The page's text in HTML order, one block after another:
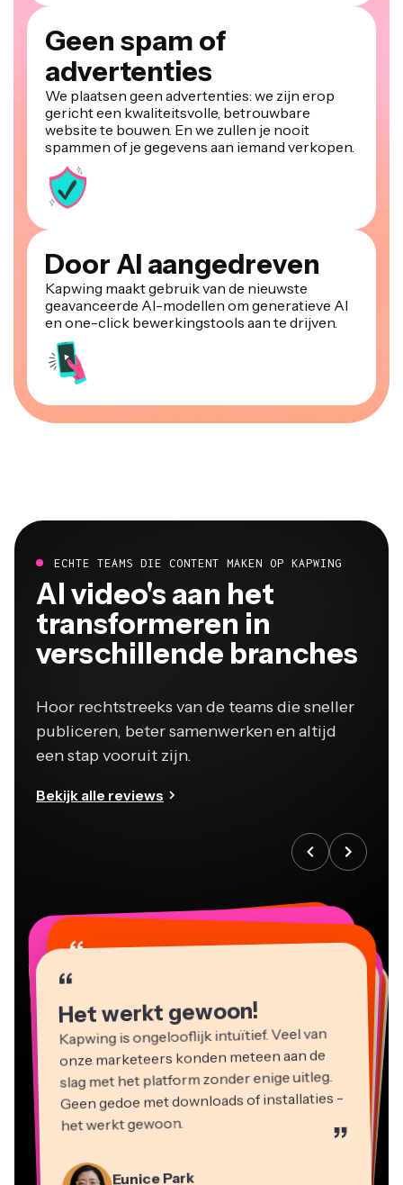
Geen spam of
advertenties
We plaatsen geen advertenties: we zijn erop
gericht een kwaliteitsvolle, betrouwbare
website te bouwen. En we zullen je nooit
spammen of je gegevens aan iemand verkopen.
Door AI aangedreven
Kapwing maakt gebruik van de nieuwste
geavanceerde AI-modellen om generatieve AI
en one-click bewerkingstools aan te drijven.
ECHTE TEAMS DIE CONTENT MAKEN OP KAPWING
Al video's aan het
transformeren in
verschillende branches
Hoor rechtstreeks van de teams die sneller
publiceren, beter samenwerken en altijd
een stap vooruit zijn.
Bekijk alle reviews
“
Het werkt gewoon!
Kapwing is ongelooflijk intuïtief. Veel van
onze marketeers konden meteen aan de
slag met het platform zonder enige uitleg.
Geen gedoe met downloads of installaties -
het werkt gewoon. ”
Eunice Park
“
“
“
“
Videobewerker
“
“